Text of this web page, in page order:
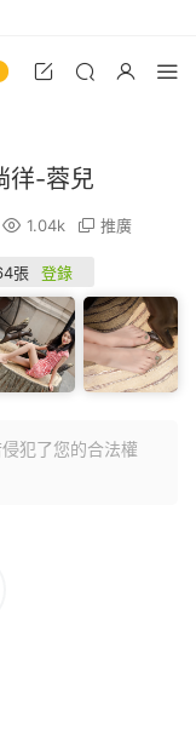
徉-蓉兒
1.04k 推廣
張 登錄
犯了您的合法權